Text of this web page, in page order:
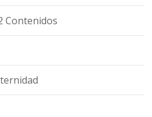
Contenidos